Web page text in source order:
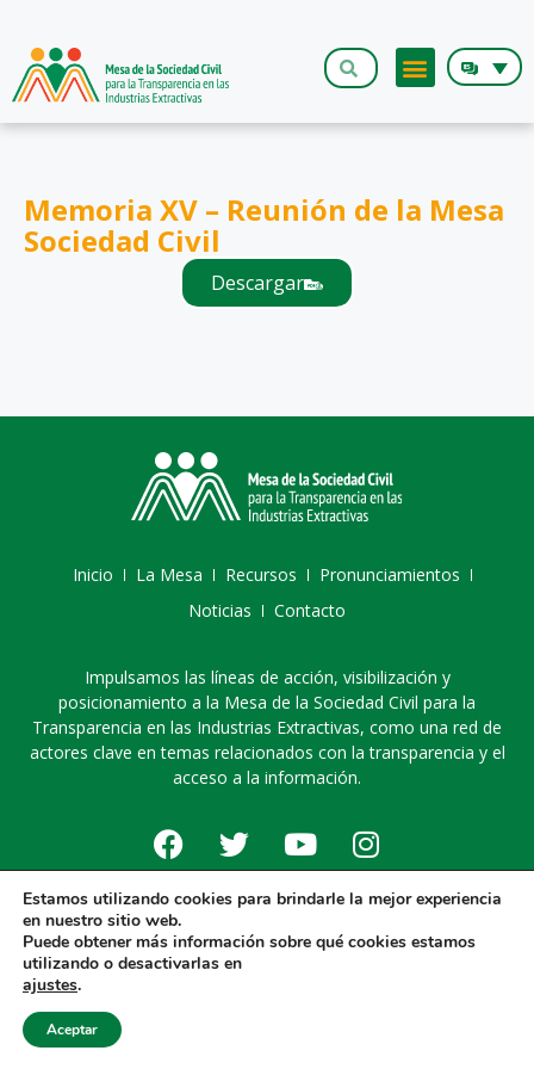
Memoria XV – Reunión de la Mesa
Sociedad Civil
Descargar
Inicio La Mesa Recursos
Pronunciamientos
Noticias
Contacto
Impulsamos las líneas de acción, visibilización y
posicionamiento a la Mesa de la Sociedad Civil para la
Transparencia en las Industrias Extractivas, como una red de
actores clave en temas relacionados con la transparencia y el
acceso a la información.
© 2025 Mesa de la sociedad civil para la transparencia en las
industrias extractivas
Diseño web por:
Mouse Interactivo
Estamos utilizando cookies para brindarle la mejor experiencia
en nuestro sitio web.
Puede obtener más información sobre qué cookies estamos
utilizando o desactivarlas en
ajustes.
Aceptar